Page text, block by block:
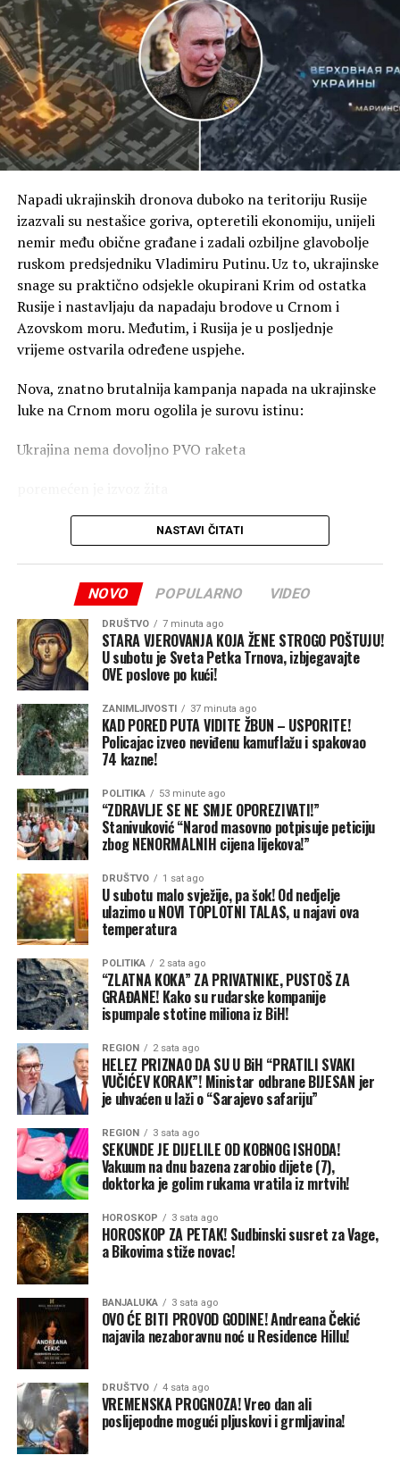
(Tanjug)
Napadi ukrajinskih dronova duboko na teritoriju Rusije
izazvali su nestašice goriva, opteretili ekonomiju, unijeli
nemir među obične građane i zadali ozbiljne glavobolje
ruskom predsjedniku Vladimiru Putinu. Uz to, ukrajinske
snage su praktično odsjekle okupirani Krim od ostatka
Rusije i nastavljaju da napadaju brodove u Crnom i
Azovskom moru. Međutim, i Rusija je u posljednje
vrijeme ostvarila određene uspjehe.
Nova, znatno brutalnija kampanja napada na ukrajinske
luke na Crnom moru ogolila je surovu istinu:
Ukrajina nema dovoljno PVO raketa
skresani su prihodi države
zaustavljene isporuke oružja ukrajinskoj vojsci
Poljoprivreda čini čak 60 odsto ukupnog robnog izvoza
Ukrajine, pa ovi ruski napadi stižu u najgorem mogućem
trenutku – baš kada se poljoprivrednici spremaju za
žetvu. Ako ova blokada potraje, Rusija bi mogla da
presiječe ključni izvor deviznih prihoda Ukrajine i ojača
svoju pregovaračku poziciju u svijetu tako što će nanijeti
udarac velikim uvoznicima žita u Africi i Aziji, piše Tajm.
Kijev, s druge strane, pokušava da umanji razmjere štete.
Nakon dvonedjeljnih žestokih udara ruskih dronova i
raketa na Odesu i druge primorske gradove, ukrajinski
ministar poljoprivrede Taras Visocki tvrdio je u julu da
su luke i dalje otvorene i operativne. Međutim, oko 90
odsto brodovlasnika obustavilo je dolaske jer su – baš
kao i u Ormuskom moreuzu blizu Irana – troškovi
osiguranja skočili u nebesa zbog konstantne opasnosti
od novih napada.
Ovo nije prvi put da je pomorski saobraćaj na Crnom
moru prekinut od početka ruske invazije. Talasi ruskih
napada na luke krajem 2025. i početkom 2026. godine
nisu zadugo usporili rad. Ali ovi posljednji udari su i širi i
žešći, u velikoj mjeri zato što su nedavni uspjesi Ukrajine,
naročito unutar same Rusije, isprovocirali Putina da
pokuša da povrati inicijativu na frontu. Za sada, i
Ukrajina i Rusija ostaju posvećene agresivnim vojnim
strategijama.
Putinova taktika i glavni cilj
Neposredni problem Ukrajine jeste to što se oslanja na
ograničene zalihe američkih PVO sistema „patriot” –
jedinu pouzdanu odbranu od ruskih raketa – kako bi
zaštitila svoje gradove i vojne linije snabdijevanja.
Premještanje „patriota” radi odbrane luka bilo bi i
preskupo i izuzetno rizično. Svjesna toga, Rusija će
nastaviti da gađa luke raketama i dronovima, ne
ostavljajući osiguravajućim kućama razlog da smanje
premije, a brodovlasnicima motiv da se vrate.
Pored toga što smanjuje prihode Kijeva i njegovu
sposobnost da finansira rat, Moskva se nada da će
skokom cijena hrane na globalnom nivou oslabiti i
NASTAVI ČITATI
NOVO POPULARNO VIDEO
DRUŠTVO 7 minuta ago
STARA VJEROVANJA KOJA ŽENE STROGO POŠTUJU!
U subotu je Sveta Petka Trnova, izbjegavajte
OVE poslove po kući!
ZANIMLJIVOSTI 37 minuta ago
KAD PORED PUTA VIDITE ŽBUN – USPORITE!
Policajac izveo neviđenu kamuflažu i spakovao
74 kazne!
POLITIKA 53 minute ago
“ZDRAVLJE SE NE SMJE OPOREZIVATI!”
Stanivuković “Narod masovno potpisuje peticiju
zbog NENORMALNIH cijena lijekova!”
DRUŠTVO 1 sat ago
U subotu malo svježije, pa šok! Od nedjelje
ulazimo u NOVI TOPLOTNI TALAS, u najavi ova
temperatura
POLITIKA 2 sata ago
“ZLATNA KOKA” ZA PRIVATNIKE, PUSTOŠ ZA
GRAĐANE! Kako su rudarske kompanije
ispumpale stotine miliona iz BiH!
REGION 2 sata ago
HELEZ PRIZNAO DA SU U BiH “PRATILI SVAKI
VUČIĆEV KORAK”! Ministar odbrane BIJESAN jer
je uhvaćen u laži o “Sarajevo safariju”
REGION 3 sata ago
SEKUNDE JE DIJELILE OD KOBNOG ISHODA!
Vakuum na dnu bazena zarobio dijete (7),
doktorka je golim rukama vratila iz mrtvih!
HOROSKOP 3 sata ago
HOROSKOP ZA PETAK! Sudbinski susret za Vage,
a Bikovima stiže novac!
BANJALUKA 3 sata ago
OVO ĆE BITI PROVOD GODINE! Andreana Čekić
najavila nezaboravnu noć u Residence Hillu!
DRUŠTVO 4 sata ago
VREMENSKA PROGNOZA! Vreo dan ali
poslijepodne mogući pljuskovi i grmljavina!